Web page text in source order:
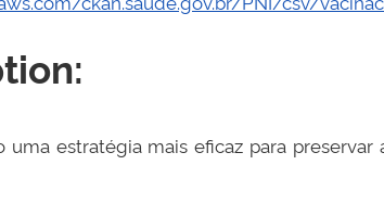
uma estratégia mais eficaz para